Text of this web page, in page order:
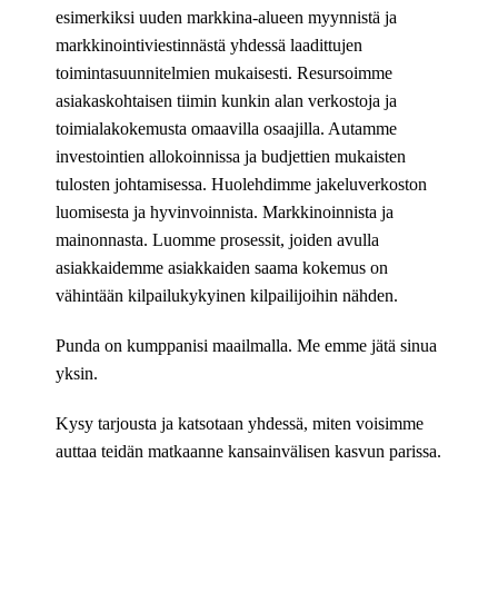
esimerkiksi uuden markkina-alueen myynnistä ja
markkinointiviestinnästä yhdessä laadittujen
toimintasuunnitelmien mukaisesti. Resursoimme
asiakaskohtaisen tiimin kunkin alan verkostoja ja
toimialakokemusta omaavilla osaajilla. Autamme
investointien allokoinnissa ja budjettien mukaisten
tulosten johtamisessa. Huolehdimme jakeluverkoston
luomisesta ja hyvinvoinnista. Markkinoinnista ja
mainonnasta. Luomme prosessit, joiden avulla
asiakkaidemme asiakkaiden saama kokemus on
vähintään kilpailukykyinen kilpailijoihin nähden.
Punda on kumppanisi maailmalla. Me emme jätä sinua
yksin.
Kysy tarjousta ja katsotaan yhdessä, miten voisimme
auttaa teidän matkaanne kansainvälisen kasvun parissa.